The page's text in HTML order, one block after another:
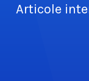
Articole